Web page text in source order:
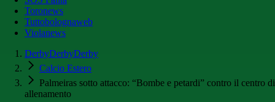
Toronews
Tuttobolognaweb
Violanews
DerbyDerbyDerby
Calcio Estero
Palmeiras sotto attacco: “Bombe e petardi” contro il centro di
allenamento